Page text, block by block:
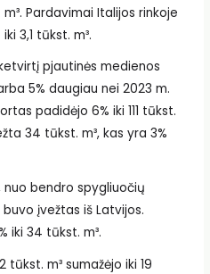
Pardavimai Italijos rinkoje
3,1 tūkst. m³.
pjautinės medienos
5% daugiau nei 2023 m.
padidėjo 6% iki 111 tūkst.
34 tūkst. m³, kas yra 3%
nuo bendro spygliuočių
įvežtas iš Latvijos.
iki 34 tūkst. m³.
m³ sumažėjo iki 19